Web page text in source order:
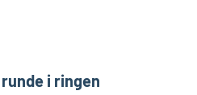
i ringen